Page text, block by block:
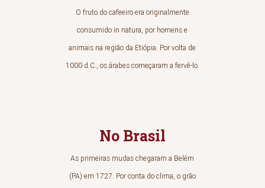
O fruto do cafeeiro era originalmente
consumido in natura, por homens e
animais na região da Etiópia. Por volta de
1000 d.C., os árabes começaram a fervê-lo.
No Brasil
As primeiras mudas chegaram a Belém
(PA) em 1727. Por conta do clima, o grão